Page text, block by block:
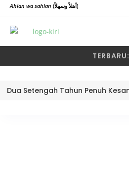
Ahlan wa sahlan (أهلاً وسهلاً)
TERBARU: